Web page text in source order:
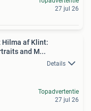
27 jul 26
Hilma af Klint:
and M...
Details
Topadvertentie
27 jul 26